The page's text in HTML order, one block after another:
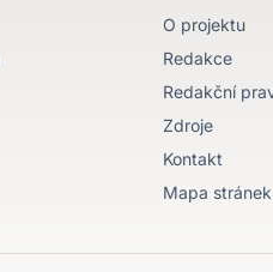
O projektu
Redakce
Redakční
Zdroje
Kontakt
Mapa stránek